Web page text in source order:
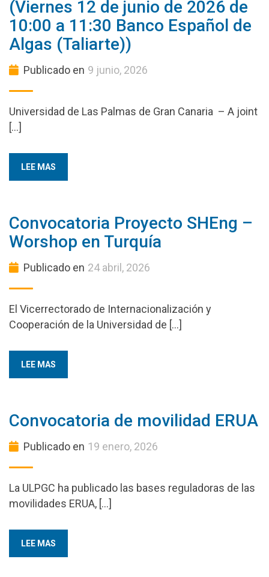
(Viernes 12 de junio de 2026 de
10:00 a 11:30 Banco Español de
Algas (Taliarte))
Publicado en 9 junio, 2026
Universidad de Las Palmas de Gran Canaria – A joint
[…]
LEE MAS
Convocatoria Proyecto SHEng –
Worshop en Turquía
Publicado en 24 abril, 2026
El Vicerrectorado de Internacionalización y
Cooperación de la Universidad de […]
LEE MAS
Convocatoria de movilidad ERUA
Publicado en 19 enero, 2026
La ULPGC ha publicado las bases reguladoras de las
movilidades ERUA, […]
LEE MAS